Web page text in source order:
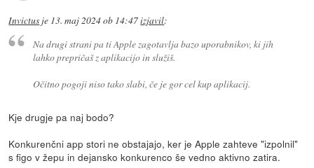
Invictus je 13. maj 2024 ob 14:47izjavil:
Na drugi strani pa ti Apple zagotavlja bazo uporabnikov, ki jih
lahko prepričaš z aplikacijo in služiš.
Očitno pogoji niso tako slabi, če je gor cel kup aplikacij.
Kje drugje pa naj bodo?
Konkurenčni app stori ne obstajajo, ker je Apple zahteve "izpolnil"
s figo v žepu in dejansko konkurenco še vedno aktivno zatira.